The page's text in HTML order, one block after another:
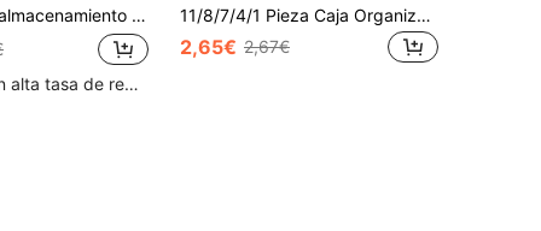
tapa de cierre de , organizador y almacenamiento apilable, adecuado para uñas postizas, puntas de uñas acrílicas, almacenamiento de accesorios de salón, regalo festivo
Clientes con alta tasa de repetición
11/8/7/4/1 Pieza Caja Organizadora de Cajón Transparente Minimalista, Caja de Almacenamiento de Artículos Pequeños, Organizador de Herramientas de Cosmética y Maquillaje, Almacenamiento de Cajón, Accesorios de Escritorio, Decoración de Habitación, Decoración de Baño, Decoración del Hogar, Regalo de Graduación, Para Regreso a la Escuela, Almacenamiento de Artículos de Papelería
2,65€ 2,67€